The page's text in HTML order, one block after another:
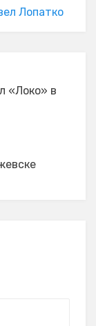
Лопатко
«Локо» в